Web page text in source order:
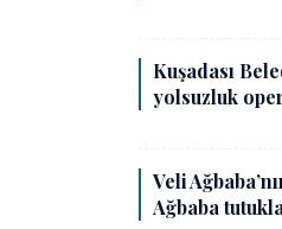
Kuşadası
yolsuzluk
Veli
Ağbaba